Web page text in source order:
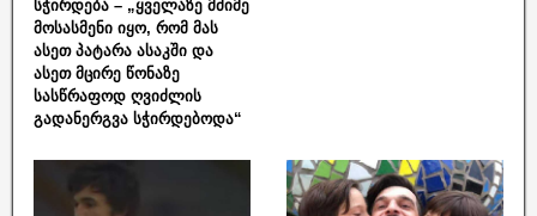
სჭირდება – „ყველაზე მძიმე
მოსასმენი იყო, რომ მას
ასეთ პატარა ასაკში და
ასეთ მცირე წონაზე
სასწრაფოდ ღვიძლის
გადანერგვა სჭირდებოდა“